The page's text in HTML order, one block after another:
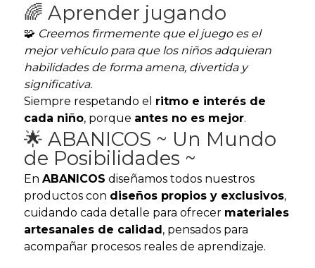
🌈 Aprender jugando
🧩 Creemos firmemente que el juego es el
mejor vehículo para que los niños adquieran
habilidades de forma amena, divertida y
significativa.
Siempre respetando el ritmo e interés de
cada niño, porque antes no es mejor.
🌟 ABANICOS ~ Un Mundo
de Posibilidades ~
En ABANICOS diseñamos todos nuestros
productos con diseños propios y exclusivos,
cuidando cada detalle para ofrecer materiales
artesanales de calidad, pensados para
acompañar procesos reales de aprendizaje.